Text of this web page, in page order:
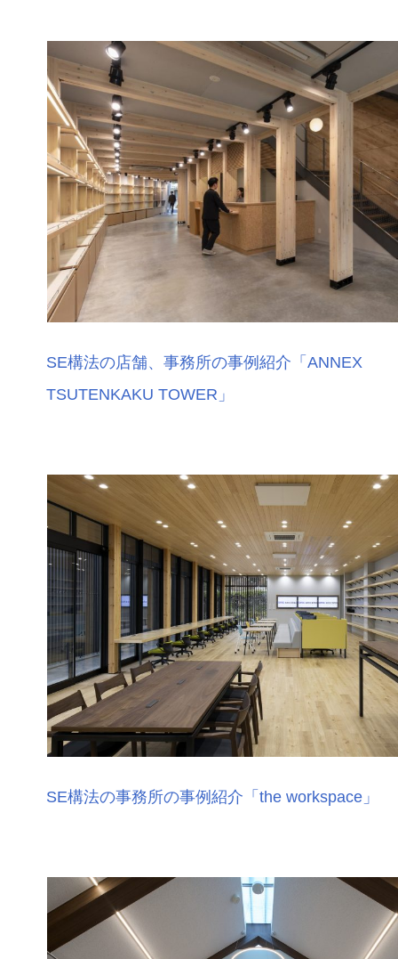
SE構法の店舗、事務所の事例紹介「ANNEX
TSUTENKAKU TOWER」
SE構法の事務所の事例紹介「the workspace」